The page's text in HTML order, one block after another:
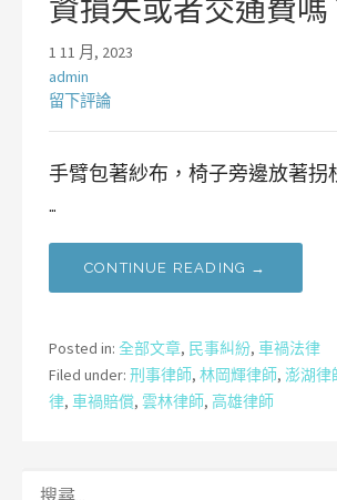
資損失或者交通費嗎
1 11 月, 2023
admin
留下評論
手臂包著紗布，椅子旁邊放著拐
…
CONTINUE READING →
Posted in: 全部文章, 民事糾紛, 車禍法律
Filed under: 刑事律師, 林岡輝律師, 澎湖律
律, 車禍賠償, 雲林律師, 高雄律師